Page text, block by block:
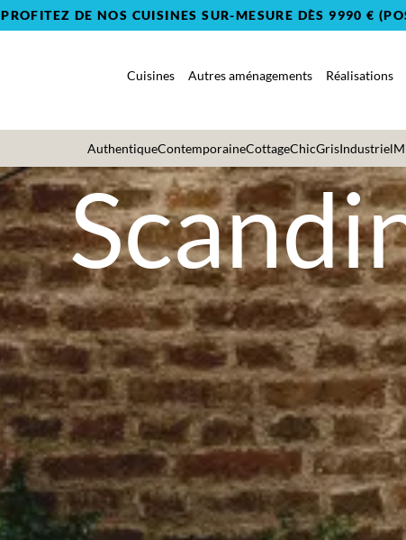
PROFITEZ DE NOS CUISINES SUR-MESURE DÈS 9990 €
Cuisines Autres aménagements Réalisations
AuthentiqueContemporaineCottageChicGrisIndustriel